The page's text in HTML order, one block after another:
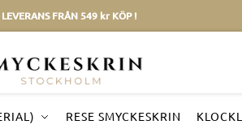
FRÅN 549 kr KÖP !
RESE SMYCKESKRIN